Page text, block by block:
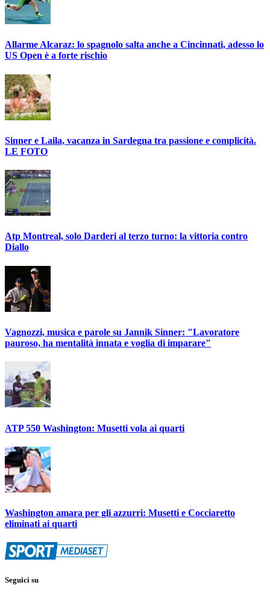
Allarme Alcaraz: lo spagnolo salta anche a Cincinnati, adesso lo
US Open è a forte rischio
Sinner e Laila, vacanza in Sardegna tra passione e complicità.
LE FOTO
Atp Montreal, solo Darderi al terzo turno: la vittoria contro
Diallo
Vagnozzi, musica e parole su Jannik Sinner: "Lavoratore
pauroso, ha mentalità innata e voglia di imparare"
ATP 550 Washington: Musetti vola ai quarti
Washington amara per gli azzurri: Musetti e Cocciaretto
eliminati ai quarti
Seguici su